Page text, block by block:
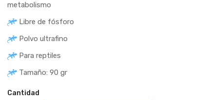
metabolismo
Libre de fósforo
Polvo ultrafino
Para reptiles
Tamaño: 90 gr
Cantidad